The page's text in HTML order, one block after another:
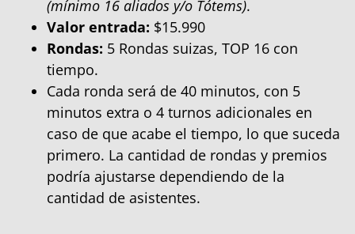
(mínimo 16 aliados y/o Tótems).
Valor entrada: $15.990
Rondas: 5 Rondas suizas, TOP 16 con
tiempo.
Cada ronda será de 40 minutos, con 5
minutos extra o 4 turnos adicionales en
caso de que acabe el tiempo, lo que suceda
primero. La cantidad de rondas y premios
podría ajustarse dependiendo de la
cantidad de asistentes.